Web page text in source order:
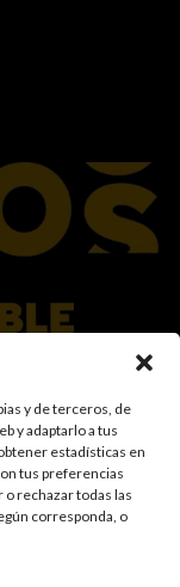
y de terceros, de
y adaptarlo a tus
estadísticas en
tus preferencias
o rechazar todas las
corresponda, o
hacia el juego,
nuestros clientes y
siempre diversión y
económicos
18 años y a las
de prohibición y/o
para reforzar una
trastornos